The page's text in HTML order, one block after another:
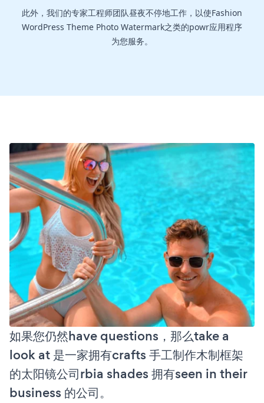
此外，我们的专家工程师团队昼夜不停地工作，以使Fashion
WordPress Theme Photo Watermark之类的powr应用程序
为您服务。
如果您仍然have questions，那么take a
look at 是一家拥有crafts 手工制作木制框架
的太阳镜公司rbia shades 拥有seen in their
business 的公司。